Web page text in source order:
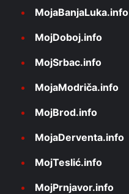
MojaBanjaLuka.info
MojDoboj.info
MojSrbac.info
MojaModriča.info
MojBrod.info
MojaDerventa.info
MojTeslić.info
MojPrnjavor.info